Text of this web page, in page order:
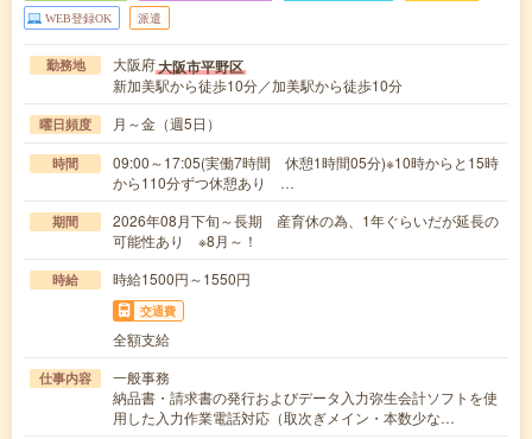
WEB登録OK 派遣
勤務地 大阪府大阪市平野区
新加美駅から徒歩10分／加美駅から徒歩10分
曜日頻度 月～金（週5日）
時間
09:00～17:05(実働7時間 休憩1時間05分)※10時からと15時
から110分ずつ休憩あり …
期間
2026年08月下旬～長期 産育休の為、1年ぐらいだが延長の
可能性あり ※8月～！
時給 時給1500円～1550円
交通費
全額支給
仕事内容
一般事務
納品書・請求書の発行およびデータ入力弥生会計ソフトを使
用した入力作業電話対応（取次ぎメイン・本数少な…